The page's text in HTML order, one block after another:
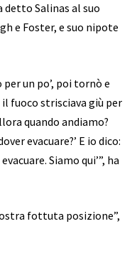
detto Salinas al suo
e Foster, e suo nipote
un po’, poi tornò e
fuoco strisciava giù per
quando andiamo?
evacuare?’ E io dico:
Siamo qui’”, ha
fottuta posizione”,